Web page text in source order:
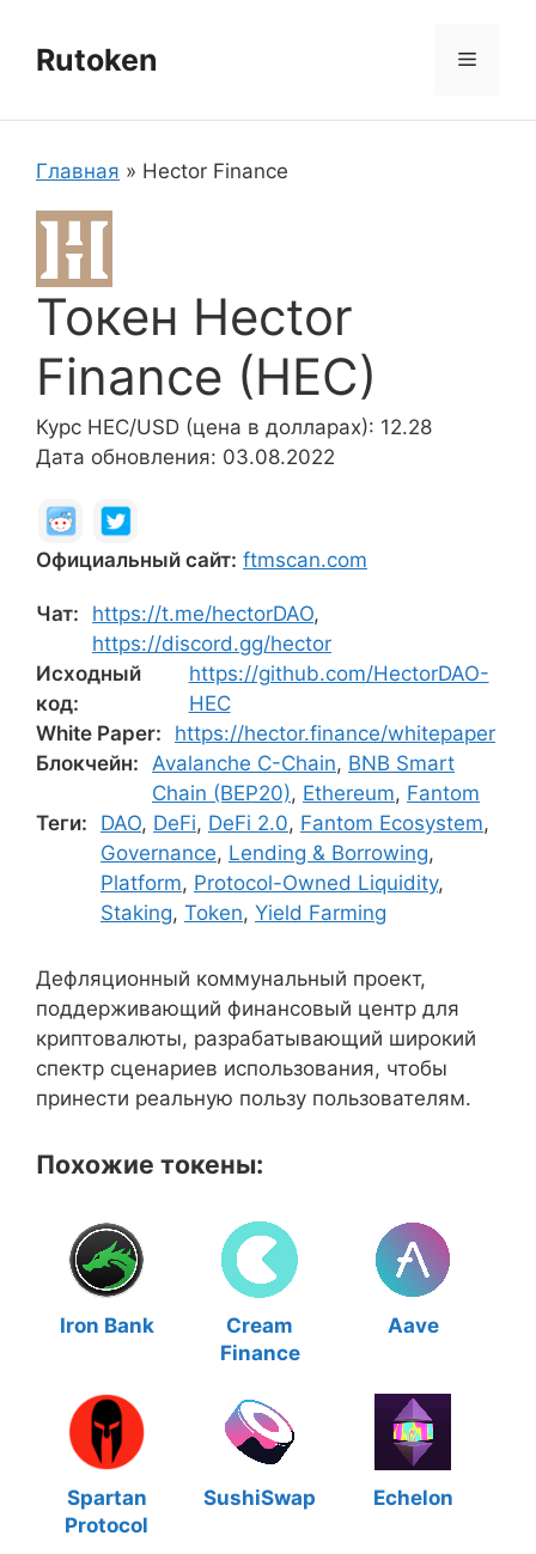
содержимому
Rutoken Меню
Главная » Hector Finance
Токен Hector
Finance (HEC)
Курс HEC/USD (цена в долларах): 12.28
Дата обновления: 03.08.2022
Официальный сайт: ftmscan.com
Чат: https://t.me/hectorDAO,
https://discord.gg/hector
Исходный
код:
https://github.com/HectorDAO-
HEC
White Paper:
https://hector.finance/whitepaper
Блокчейн: Avalanche C-Chain, BNB Smart
Chain (BEP20), Ethereum, Fantom
Теги:
DAO, DeFi, DeFi 2.0, Fantom Ecosystem,
Governance, Lending & Borrowing,
Platform, Protocol-Owned Liquidity,
Staking, Token, Yield Farming
Дефляционный коммунальный проект,
поддерживающий финансовый центр для
криптовалюты, разрабатывающий широкий
спектр сценариев использования, чтобы
принести реальную пользу пользователям.
Похожие токены:
Iron Bank
Cream
Finance
Aave
Spartan
Protocol
SushiSwap Echelon